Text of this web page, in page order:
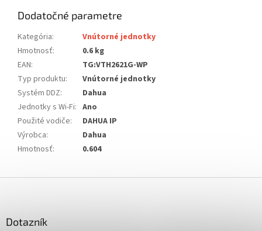
Dodatočné parametre
Kategória:
Vnútorné jednotky
Hmotnosť:
0.6 kg
EAN:
TG:VTH2621G-WP
Typ produktu:
Vnútorné jednotky
Systém DDZ:
Dahua
Jednotky s Wi-Fi: Ano
Použité vodiče:
DAHUA IP
Výrobca:
Dahua
Hmotnosť: 0.604
Dotazník